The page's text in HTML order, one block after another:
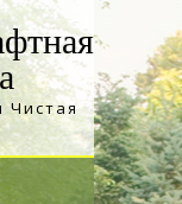
Чистая